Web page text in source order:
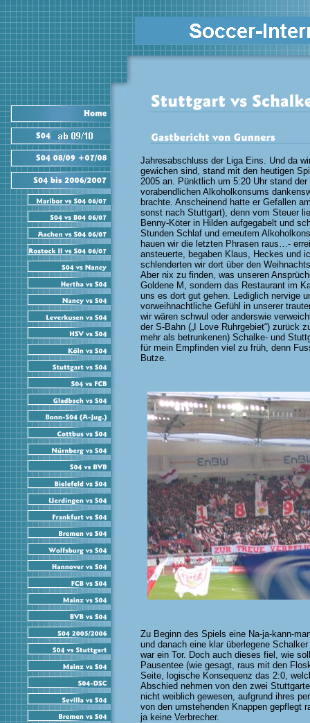
Jahresabschluss der Liga Eins. Und da
gewichen sind, stand mit den heutigen
2005 an. Pünktlich um 5:20 Uhr stand
vorabendlichen Alkoholkonsums
brachte. Anscheinend hatte er Gefallen
sonst nach Stuttgart), denn vom Steuer
Benny-Köter in Hilden aufgegabelt und
Stunden Schlaf und erneutem
hauen wir die letzten Phrasen raus…-
ansteuerte, begaben Klaus, Heckes und
schlenderten wir dort über den
Aber nix zu finden, was unseren
Goldene M, sondern das Restaurant im
uns es dort gut gehen. Lediglich nervige
vorweihnachtliche Gefühl in unserer
wir wären schwul oder anderswie
der S-Bahn („I Love Ruhrgebiet“) zurück
mehr als betrunkenen) Schalke- und
für mein Empfinden viel zu früh, denn
Butze.
Zu Beginn des Spiels eine Na-ja-kann-
und danach eine klar überlegene
war ein Tor. Doch auch dieses fiel, wie
Pausentee (wie gesagt, raus mit den
Seite, logische Konsequenz das 2:0,
Abschied nehmen von den zwei
nicht weiblich gewesen, aufgrund ihres
von den umstehenden Knappen gepflegt
ja keine Verbrecher.